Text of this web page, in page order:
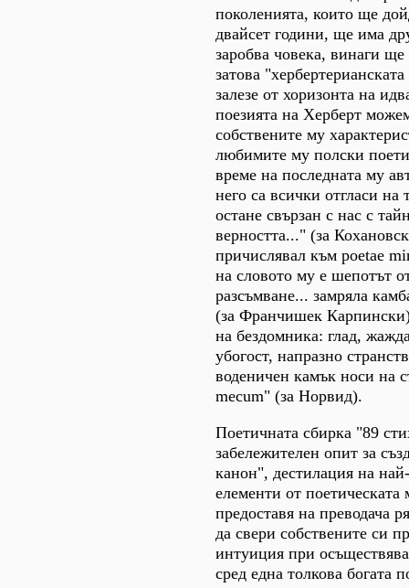
поколенията, които ще
двайсет години, ще има
заробва човека, винаги
затова
залезе от хоризонта на
поезията на Херберт
собствените му
любимите му полски
време на последната му
него са всички отгласи на
остане свързан с нас с
верността..." (за
причислявал към poetae
на словото му е шепотът
разсъмване... замряла
(за Франчишек
на бездомника: глад,
убогост, напразно
воденичен камък носи на
mecum" (за Норвид).
Поетичната сбирка "89
забележителен опит за
канон", дестилация на
елементи от поетическата
предоставя на преводача
да свери собствените си
интуиция при
сред една толкова богата